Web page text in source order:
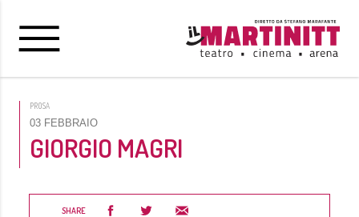
PROSA
03 FEBBRAIO
GIORGIO MAGRI
SHARE